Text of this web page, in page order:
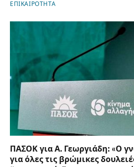
ΕΠΙΚΑΙΡΟΤΗΤΑ
ΠΑΣΟΚ για Α. Γεωργιάδη: «Ο
για όλες τις βρώμικες